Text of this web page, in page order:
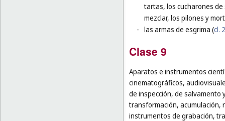
tartas, los cucharones de
mezclar, los pilones y
- las armas de esgrima (cl.
Clase 9
Aparatos e instrumentos
cinematográficos,
de inspección, de salvamento
transformación, acumulación,
instrumentos de grabación,